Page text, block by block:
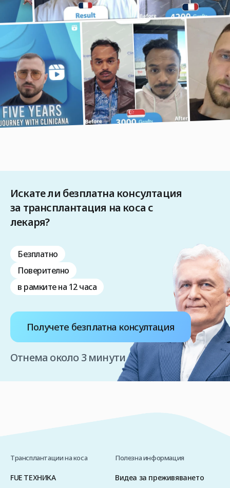
Искате ли безплатна консултация
за трансплантация на коса с
лекаря?
Безплатно
Поверително
в рамките на 12 часа
Получете безплатна консултация
Отнема около 3 минути
Трансплантации на коса
FUE ТЕХНИКА
Полезна информация
Видеа за преживяването